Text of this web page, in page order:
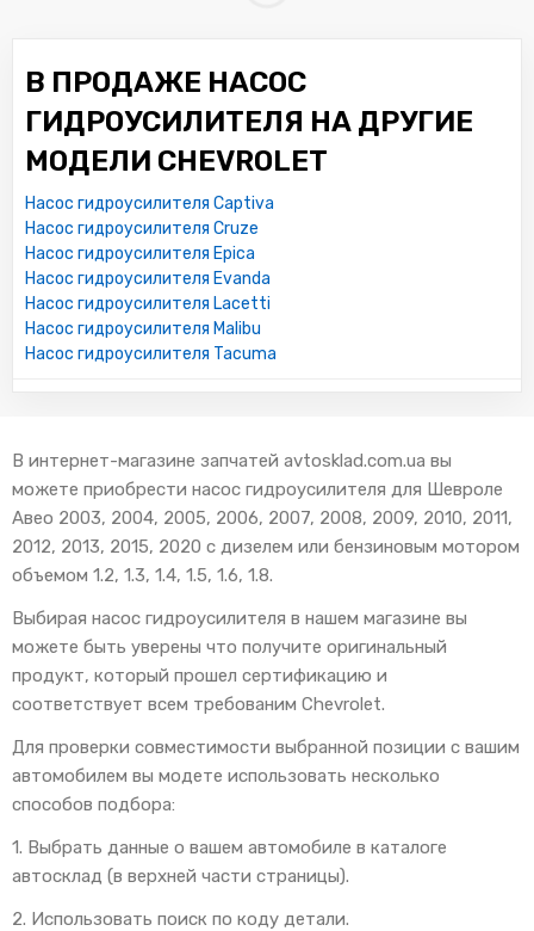
В ПРОДАЖЕ НАСОС
ГИДРОУСИЛИТЕЛЯ НА ДРУГИЕ
МОДЕЛИ CHEVROLET
Насос гидроусилителя Captiva
Насос гидроусилителя Cruze
Насос гидроусилителя Epica
Насос гидроусилителя Evanda
Насос гидроусилителя Lacetti
Насос гидроусилителя Malibu
Насос гидроусилителя Tacuma
В интернет-магазине запчатей avtosklad.com.ua вы
можете приобрести насос гидроусилителя для Шевроле
Авео 2003, 2004, 2005, 2006, 2007, 2008, 2009, 2010, 2011,
2012, 2013, 2015, 2020 с дизелем или бензиновым мотором
объемом 1.2, 1.3, 1.4, 1.5, 1.6, 1.8.
Выбирая насос гидроусилителя в нашем магазине вы
можете быть уверены что получите оригинальный
продукт, который прошел сертификацию и
соответствует всем требованим Chevrolet.
Для проверки совместимости выбранной позиции с вашим
автомобилем вы модете использовать несколько
способов подбора:
1. Выбрать данные о вашем автомобиле в каталоге
автосклад (в верхней части страницы).
2. Использовать поиск по коду детали.